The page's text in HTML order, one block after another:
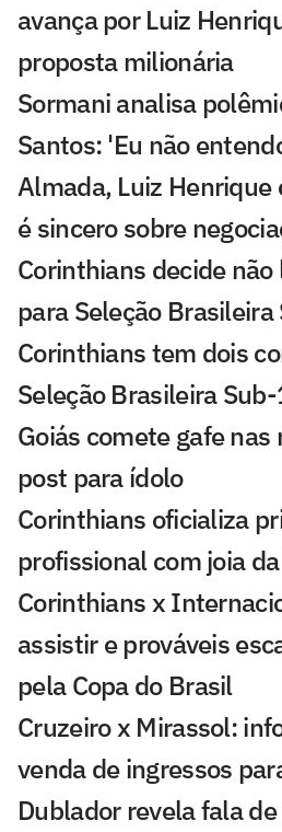
avança por Luiz
proposta milionária
Sormani analisa
Santos: 'Eu não
Almada, Luiz Henrique
é sincero sobre
Corinthians decide
para Seleção
Corinthians tem dois
Seleção Brasileira
Goiás comete gafe nas
post para ídolo
Corinthians oficializa
profissional com joia
Corinthians x
assistir e prováveis
pela Copa do Brasil
Cruzeiro x Mirassol:
venda de ingressos
Dublador revela fala